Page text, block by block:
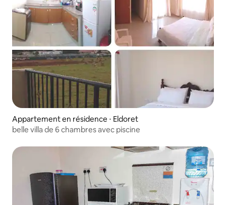
Appartement en résidence ⋅ Eldoret
belle villa de 6 chambres avec piscine